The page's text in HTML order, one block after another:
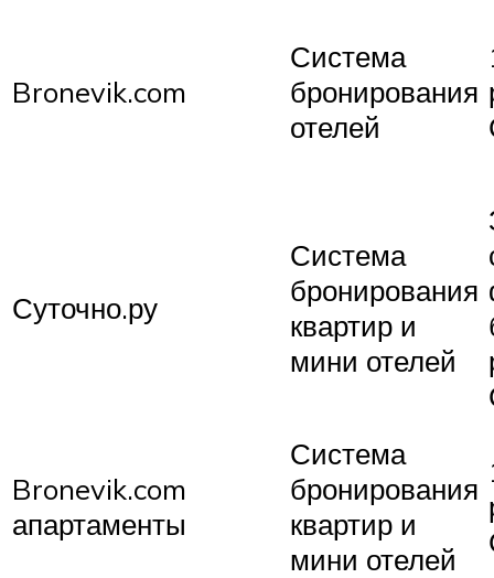
Bronevik.com
Система
бронирования
отелей
Суточно.ру
Система
бронирования
квартир и
мини отелей
Bronevik.com
апартаменты
Система
бронирования
квартир и
мини отелей